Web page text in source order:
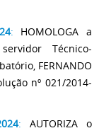
: HOMOLOGA a
Técnico-
FERNANDO
nº 021/2014-
: AUTORIZA o